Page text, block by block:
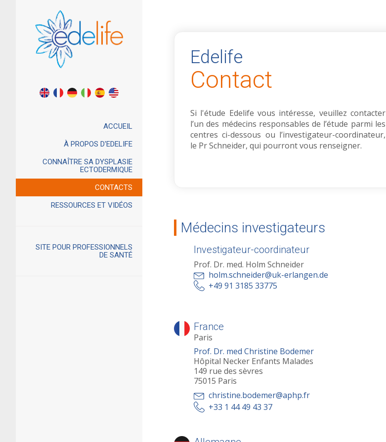
ACCUEIL
À PROPOS D'EDELIFE
CONNAÎTRE SA DYSPLASIE
ECTODERMIQUE
CONTACTS
RESSOURCES ET VIDÉOS
SITE POUR PROFESSIONNELS
DE SANTÉ
Edelife
Contact
Si l'étude Edelife vous intéresse, veuillez contacter
l’un des médecins responsables de l’étude parmi les
centres ci-dessous ou l’investigateur-coordinateur,
le Pr Schneider, qui pourront vous renseigner.
Médecins investigateurs
Investigateur-coordinateur
Prof. Dr. med. Holm Schneider
holm.schneider@uk-erlangen.de
+49 91 3185 33775
France
Paris
Prof. Dr. med Christine Bodemer
Hôpital Necker Enfants Malades
149 rue des sèvres
75015 Paris
christine.bodemer@aphp.fr
+33 1 44 49 43 37